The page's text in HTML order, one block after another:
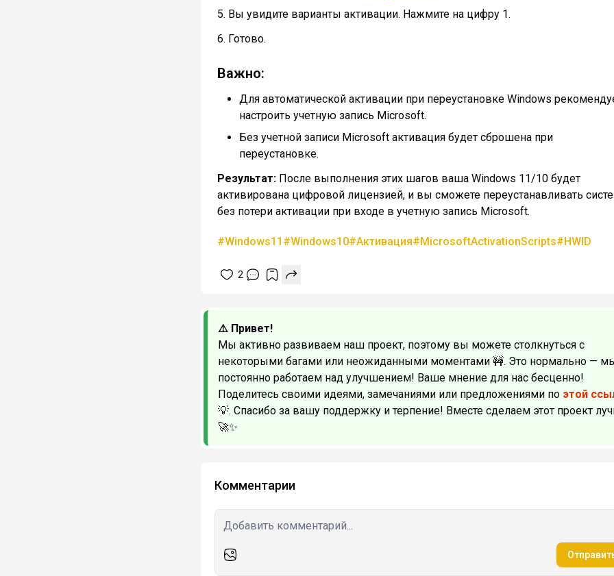
5. Вы увидите варианты активации. Нажмите на цифру 1.
6. Готово.
Важно:
Для автоматической активации при переустановке Windows
настроить учетную запись Microsoft.
Без учетной записи Microsoft активация будет сброшена при
переустановке.
Результат: После выполнения этих шагов ваша Windows 11/10 будет
активирована цифровой лицензией, и вы сможете переустанавливать
без потери активации при входе в учетную запись Microsoft.
#Windows11 #Windows10#Активация#MicrosoftActivationScripts#HWID
2
⚠️ Привет!
Мы активно развиваем наш проект, поэтому вы можете столкнуться с
некоторыми багами или неожиданными моментами 🚧. Это нормально —
постоянно работаем над улучшением! Ваше мнение для нас бесценно!
Поделитесь своими идеями, замечаниями или предложениями по этой
💡. Спасибо за вашу поддержку и терпение! Вместе сделаем этот проект
🚀✨
Комментарии